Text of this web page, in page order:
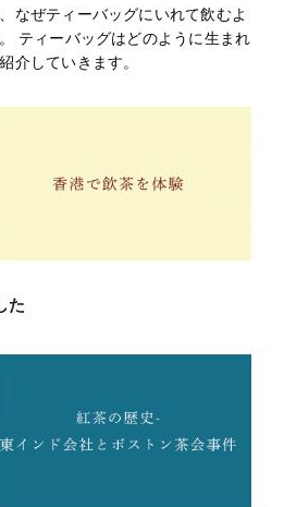
なぜティーバッグにいれて飲むよ
ティーバッグはどのように生まれ
介していきます。
た